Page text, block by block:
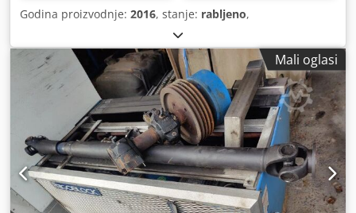
Godina proizvodnje: 2016, stanje: rabljeno,
Mali oglasi